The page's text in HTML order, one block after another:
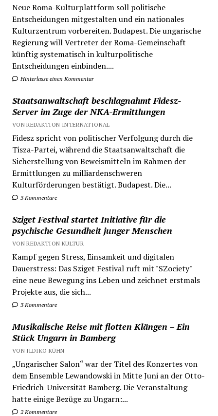
Neue Roma-Kulturplattform soll politische
Entscheidungen mitgestalten und ein nationales
Kulturzentrum vorbereiten. Budapest. Die ungarische
Regierung will Vertreter der Roma-Gemeinschaft
künftig systematisch in kulturpolitische
Entscheidungen einbinden....
Hinterlasse einen Kommentar
Staatsanwaltschaft beschlagnahmt Fidesz-
Server im Zuge der NKA-Ermittlungen
VON REDAKTION INTERNATIONAL
Fidesz spricht von politischer Verfolgung durch die
Tisza-Partei, während die Staatsanwaltschaft die
Sicherstellung von Beweismitteln im Rahmen der
Ermittlungen zu milliardenschweren
Kulturförderungen bestätigt. Budapest. Die...
3 Kommentare
Sziget Festival startet Initiative für die
psychische Gesundheit junger Menschen
VON REDAKTION KULTUR
Kampf gegen Stress, Einsamkeit und digitalen
Dauerstress: Das Sziget Festival ruft mit "SZociety"
eine neue Bewegung ins Leben und zeichnet erstmals
Projekte aus, die sich...
3 Kommentare
Musikalische Reise mit flotten Klängen – Ein
Stück Ungarn in Bamberg
VON ILDIKO KÜHN
„Ungarischer Salon“ war der Titel des Konzertes von
dem Ensemble Lewandowski in Mitte Juni an der Otto-
Friedrich-Universität Bamberg. Die Veranstaltung
hatte einige Bezüge zu Ungarn:...
2 Kommentare